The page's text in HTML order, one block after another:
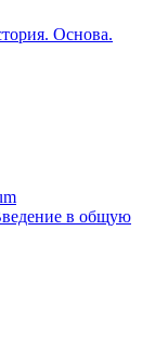
Основа.
в общую